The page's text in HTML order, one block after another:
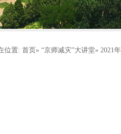
位置:首页»“京师减灾”大讲堂»2021年